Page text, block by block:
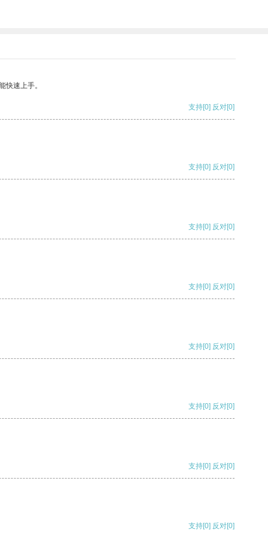
快速上手。
支持[0] 反对[0]
支持[0] 反对[0]
支持[0] 反对[0]
支持[0] 反对[0]
支持[0] 反对[0]
支持[0] 反对[0]
支持[0] 反对[0]
支持[0] 反对[0]